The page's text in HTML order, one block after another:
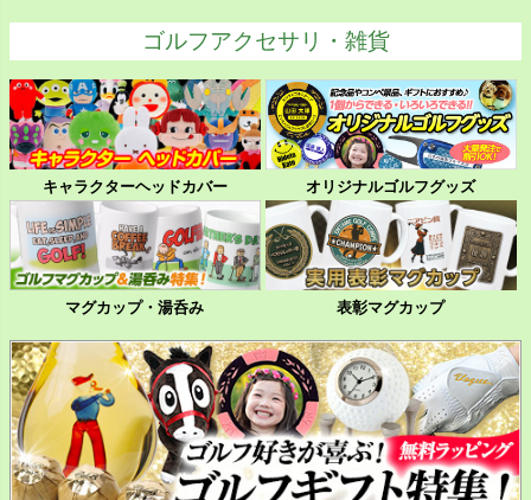
ゴルフアクセサリ・雑貨
キャラクターヘッドカバー オリジナルゴルフグッズ
マグカップ・湯呑み 表彰マグカップ